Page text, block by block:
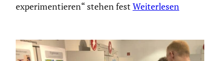
experimentieren“ stehen festWeiterlesen